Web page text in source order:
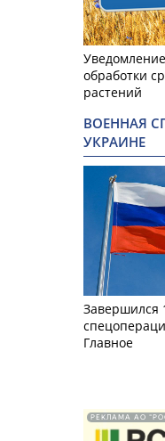
обработки
растений
ВОЕННАЯ
УКРАИНЕ
Завершился
Главное
РЕКЛАМА АО